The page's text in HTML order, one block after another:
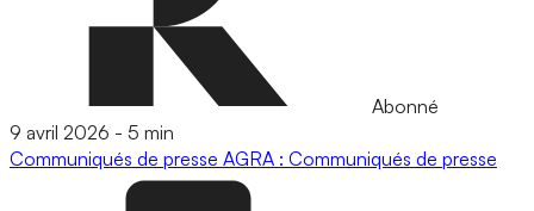
Abonné
9 avril 2026 - 5 min
Communiqués de presse AGRA : Communiqués de presse